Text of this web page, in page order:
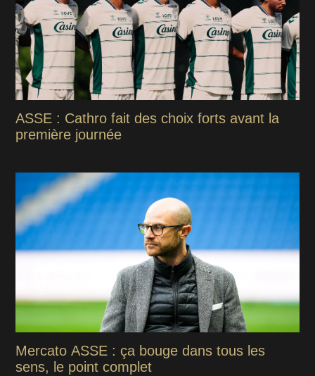
ASSE : Cathro fait des choix forts avant la
première journée
Mercato ASSE : ça bouge dans tous les
sens, le point complet